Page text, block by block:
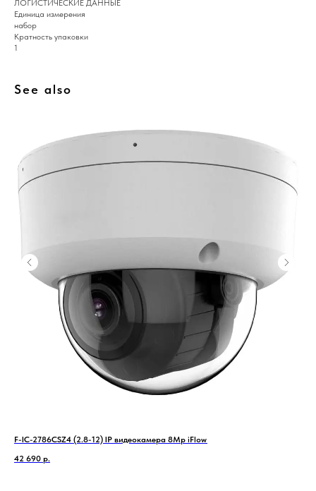
Catalog Favorites Cart
ЛОГИСТИЧЕСКИЕ ДАННЫЕ
Единица измерения
набор
Кратность упаковки
1
See also
F-IC-2786CSZ4 (2.8-12) IP видеокамера 8Mp iFlow
42 690 р.